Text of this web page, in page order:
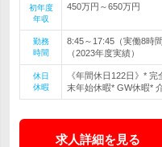
初年度
年収
450万円～650万円
勤務
時間
8:45～17:45（実働8時
（2023年度実績）
休日
休暇
《年間休日122日》*
末年始休暇* GW休暇*
求人詳細を見る